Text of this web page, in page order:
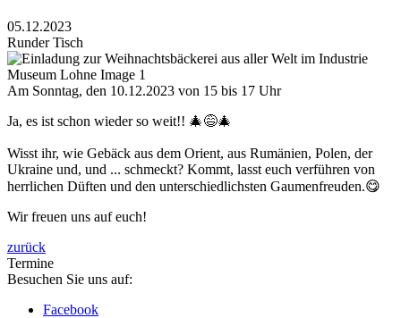
05.12.2023
Runder Tisch
Am Sonntag, den 10.12.2023 von 15 bis 17 Uhr
Ja, es ist schon wieder so weit!! 🎄😅🎄
Wisst ihr, wie Gebäck aus dem Orient, aus Rumänien, Polen, der
Ukraine und, und ... schmeckt? Kommt, lasst euch verführen von
herrlichen Düften und den unterschiedlichsten Gaumenfreuden.😋
Wir freuen uns auf euch!
zurück
Termine
Besuchen Sie uns auf:
Facebook